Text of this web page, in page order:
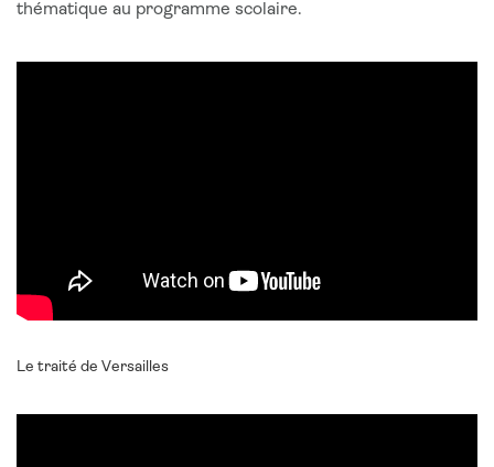
thématique au programme scolaire.
Le traité de Versailles